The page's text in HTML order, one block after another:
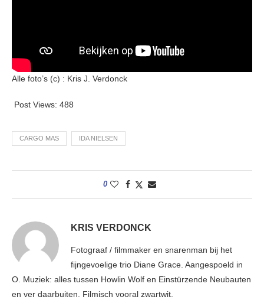
Alle foto’s (c) : Kris J. Verdonck
Post Views: 488
CARGO MAS IDA NIELSEN
0
KRIS VERDONCK
Fotograaf / filmmaker en snarenman bij het
fijngevoelige trio Diane Grace. Aangespoeld in
O. Muziek: alles tussen Howlin Wolf en Einstürzende Neubauten
en ver daarbuiten. Filmisch vooral zwartwit.